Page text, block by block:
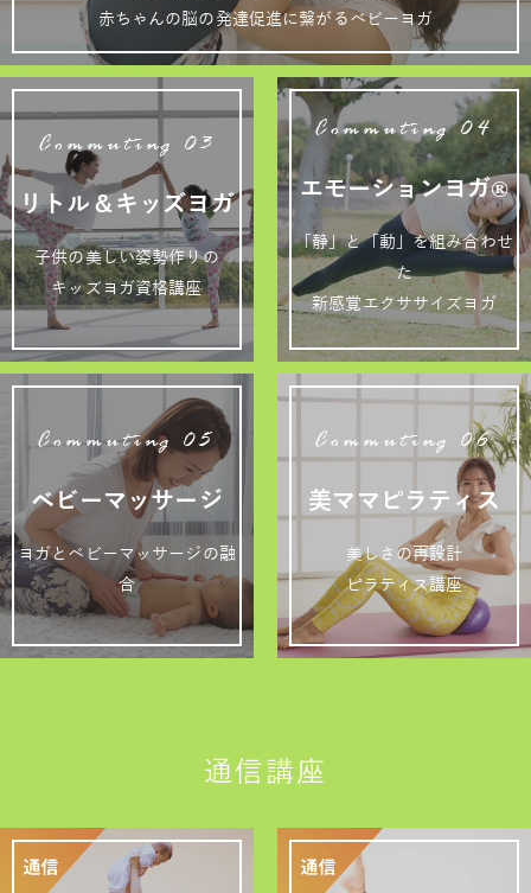
赤ちゃんの脳の発達促進に繋がるベビーヨガ
Commuting 03
リトル＆キッズヨガ
子供の美しい姿勢作りの
キッズヨガ資格講座
Commuting 04
エモーションヨガ®
「静」と「動」を組み合わせ
た
新感覚エクササイズヨガ
Commuting 05
ベビーマッサージ
ヨガとベビーマッサージの融
合
Commuting 06
美ママピラティス
美しさの再設計
ピラティス講座
通信講座